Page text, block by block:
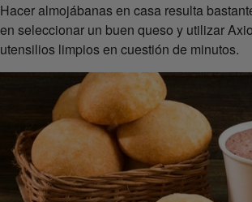
Hacer almojábanas en casa resulta
en seleccionar un buen queso y utilizar
utensilios limpios en cuestión de minutos.